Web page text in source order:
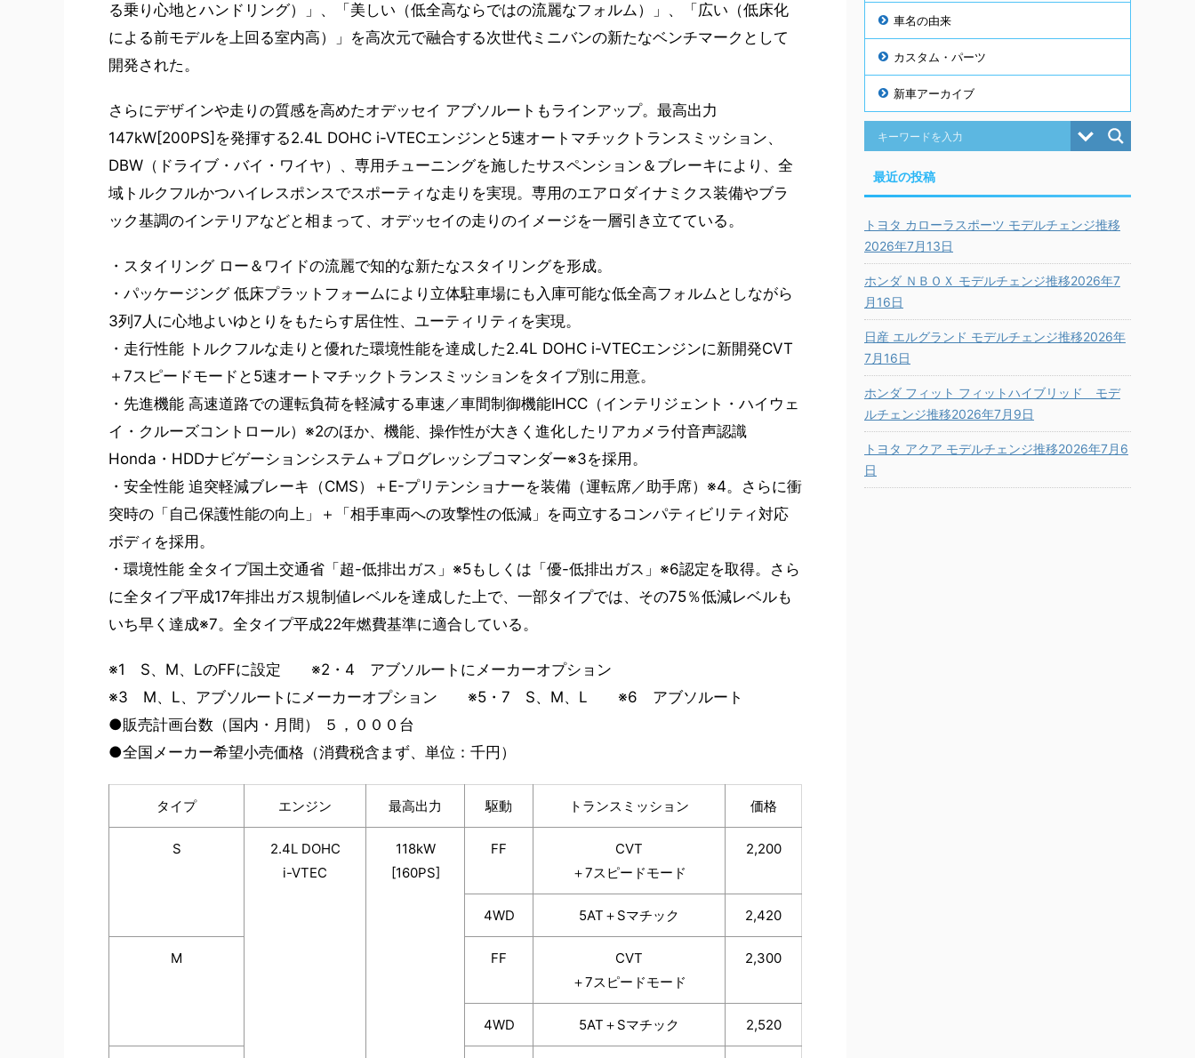
る乗り心地とハンドリング）」、「美しい（低全高ならではの流麗なフォルム）」、「広い（低床化
による前モデルを上回る室内高）」を高次元で融合する次世代ミニバンの新たなベンチマークとして
開発された。
さらにデザインや走りの質感を高めたオデッセイ アブソルートもラインアップ。最高出力
147kW[200PS]を発揮する2.4L DOHC i-VTECエンジンと5速オートマチックトランスミッション、
DBW（ドライブ・バイ・ワイヤ）、専用チューニングを施したサスペンション＆ブレーキにより、全
域トルクフルかつハイレスポンスでスポーティな走りを実現。専用のエアロダイナミクス装備やブラ
ック基調のインテリアなどと相まって、オデッセイの走りのイメージを一層引き立てている。
・スタイリング ロー＆ワイドの流麗で知的な新たなスタイリングを形成。
・パッケージング 低床プラットフォームにより立体駐車場にも入庫可能な低全高フォルムとしながら
3列7人に心地よいゆとりをもたらす居住性、ユーティリティを実現。
・走行性能 トルクフルな走りと優れた環境性能を達成した2.4L DOHC i-VTECエンジンに新開発CVT
＋7スピードモードと5速オートマチックトランスミッションをタイプ別に用意。
・先進機能 高速道路での運転負荷を軽減する車速／車間制御機能IHCC（インテリジェント・ハイウェ
イ・クルーズコントロール）※2のほか、機能、操作性が大きく進化したリアカメラ付音声認識
Honda・HDDナビゲーションシステム＋プログレッシブコマンダー※3を採用。
・安全性能 追突軽減ブレーキ（CMS）＋E-プリテンショナーを装備（運転席／助手席）※4。さらに衝
突時の「自己保護性能の向上」＋「相手車両への攻撃性の低減」を両立するコンパティビリティ対応
ボディを採用。
・環境性能 全タイプ国土交通省「超-低排出ガス」※5もしくは「優-低排出ガス」※6認定を取得。さら
に全タイプ平成17年排出ガス規制値レベルを達成した上で、一部タイプでは、その75％低減レベルも
いち早く達成※7。全タイプ平成22年燃費基準に適合している。
※1 S、M、LのFFに設定 ※2・4 アブソルートにメーカーオプション
※3 M、L、アブソルートにメーカーオプション ※5・7 S、M、L ※6 アブソルート
●販売計画台数（国内・月間） ５，０００台
●全国メーカー希望小売価格（消費税含まず、単位：千円）
タイプ エンジン 最高出力 駆動 トランスミッション 価格
S
2.4L DOHC
i-VTEC
118kW
[160PS]
FF
CVT
＋7スピードモード
2,200
4WD 5AT＋Sマチック 2,420
M FF
CVT
＋7スピードモード
2,300
4WD 5AT＋Sマチック 2,520
車名の由来
カスタム・パーツ
新車アーカイブ
最近の投稿
トヨタ カローラスポーツ モデルチェンジ推移
2026年7月13日
ホンダ ＮＢＯＸ モデルチェンジ推移2026年7
月16日
日産 エルグランド モデルチェンジ推移2026年
7月16日
ホンダ フィット フィットハイブリッド モデ
ルチェンジ推移2026年7月9日
トヨタ アクア モデルチェンジ推移2026年7月6
日